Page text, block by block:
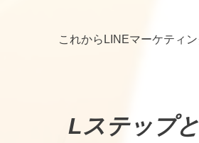
これからLINEマーケティ
Lステップ